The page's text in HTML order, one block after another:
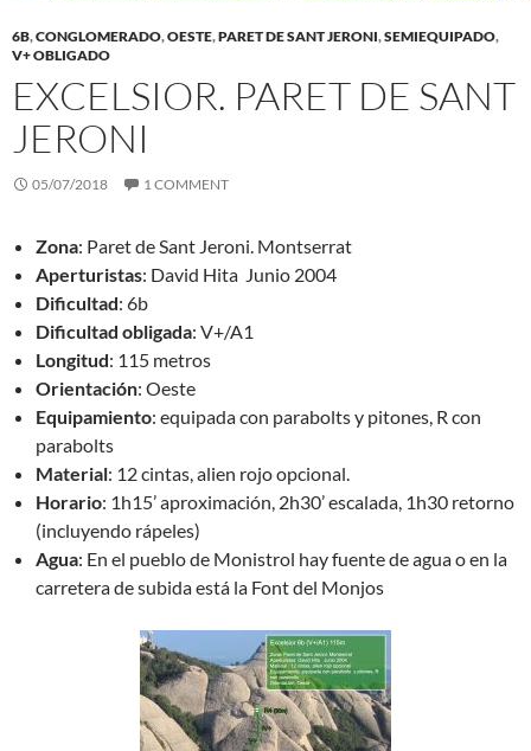
6B,CONGLOMERADO,OESTE,PARET DE SANT JERONI,SEMIEQUIPADO,
V+ OBLIGADO
EXCELSIOR. PARET DE SANT
JERONI
05/07/2018 1 COMMENT
Zona: Paret de Sant Jeroni. Montserrat
Aperturistas: David Hita Junio 2004
Dificultad: 6b
Dificultad obligada: V+/A1
Longitud: 115 metros
Orientación: Oeste
Equipamiento: equipada con parabolts y pitones, R con
parabolts
Material: 12 cintas, alien rojo opcional.
Horario: 1h15’ aproximación, 2h30’ escalada, 1h30 retorno
(incluyendo rápeles)
Agua: En el pueblo de Monistrol hay fuente de agua o en la
carretera de subida está la Font del Monjos